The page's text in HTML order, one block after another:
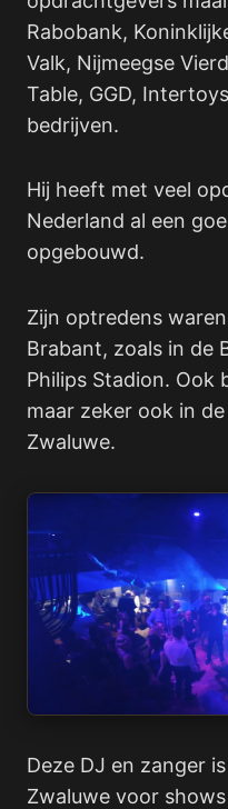
Rabobank,
Valk, Nijmeegse
Table, GGD,
bedrijven.
Hij heeft met veel
Nederland al een
opgebouwd.
Zijn optredens
Brabant, zoals in de
Philips Stadion. Ook
maar zeker ook in
Zwaluwe.
Deze DJ en zanger
Zwaluwe voor